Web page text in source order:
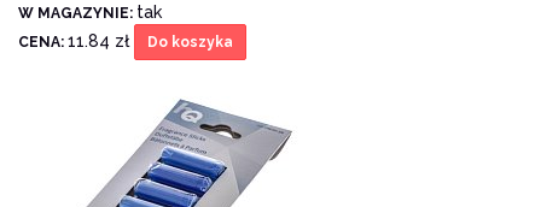
W MAGAZYNIE: tak
CENA: 11.84 zł Do koszyka